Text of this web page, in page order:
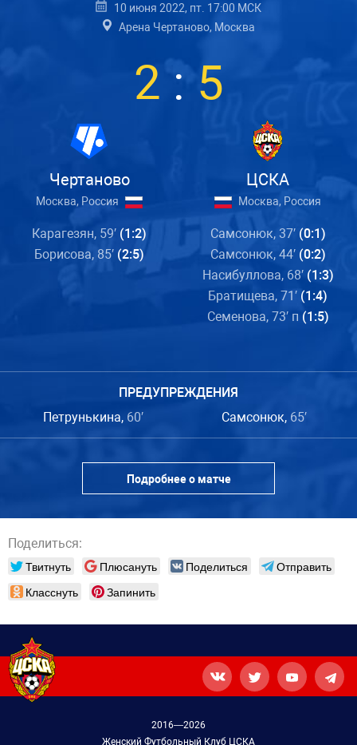
10 июня 2022, пт. 17:00 МСК
Арена Чертаново, Москва
Чертаново
Москва, Россия
2 :5
ЦСКА
Москва, Россия
Карагезян, 59′ (1:2)
Борисова, 85′ (2:5)
Самсонюк, 37′ (0:1)
Самсонюк, 44′ (0:2)
Насибуллова, 68′ (1:3)
Братищева, 71′ (1:4)
Семенова, 73′ п (1:5)
ПРЕДУПРЕЖДЕНИЯ
Петрунькина, 60′ Самсонюк, 65′
Подробнее о матче
Поделиться:
Твитнуть Плюсануть Поделиться
Отправить
Класснуть
Запинить
2016—2026
Женский Футбольный Клуб ЦСКА